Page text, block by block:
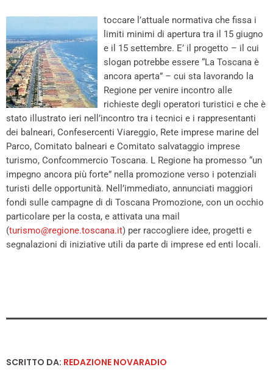
toccare l’attuale normativa che fissa i
limiti minimi di apertura tra il 15 giugno
e il 15 settembre. E’ il progetto – il cui
slogan potrebbe essere “La Toscana è
ancora aperta” – cui sta lavorando la
Regione per venire incontro alle
richieste degli operatori turistici e che è
stato illustrato ieri nell’incontro tra i tecnici e i rappresentanti
dei balneari, Confesercenti Viareggio, Rete imprese marine del
Parco, Comitato balneari e Comitato salvataggio imprese
turismo, Confcommercio Toscana. L Regione ha promesso “un
impegno ancora più forte” nella promozione verso i potenziali
turisti delle opportunità. Nell’immediato, annunciati maggiori
fondi sulle campagne di di Toscana Promozione, con un occhio
particolare per la costa, e attivata una mail
(turismo@regione.toscana.it) per raccogliere idee, progetti e
segnalazioni di iniziative utili da parte di imprese ed enti locali.
SCRITTO DA: REDAZIONE NOVARADIO